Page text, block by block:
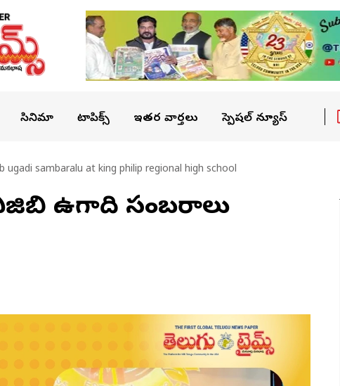
సినిమా టాపిక్స్ ఇతర వార్తలు స్పెషల్ న్యూస్
ugadi sambaralu at king philip regional high school
ఉగాది సంబరాలు